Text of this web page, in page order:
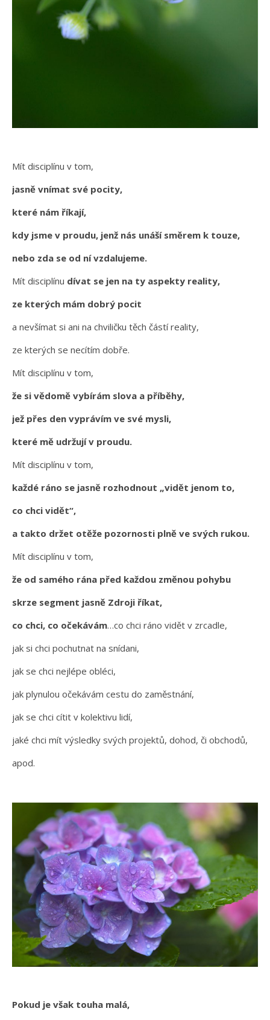
Mít disciplínu v tom,
jasně vnímat své pocity,
které nám říkají,
kdy jsme v proudu, jenž nás unáší směrem k touze,
nebo zda se od ní vzdalujeme.
Mít disciplínu dívat se jen na ty aspekty reality,
ze kterých mám dobrý pocit
a nevšímat si ani na chviličku těch částí reality,
ze kterých se necítím dobře.
Mít disciplínu v tom,
že si vědomě vybírám slova a příběhy,
jež přes den vyprávím ve své mysli,
které mě udržují v proudu.
Mít disciplínu v tom,
každé ráno se jasně rozhodnout „vidět jenom to,
co chci vidět“,
a takto držet otěže pozornosti plně ve svých rukou.
Mít disciplínu v tom,
že od samého rána před každou změnou pohybu
skrze segment jasně Zdroji říkat,
co chci, co očekávám…co chci ráno vidět v zrcadle,
jak si chci pochutnat na snídani,
jak se chci nejlépe obléci,
jak plynulou očekávám cestu do zaměstnání,
jak se chci cítit v kolektivu lidí,
jaké chci mít výsledky svých projektů, dohod, či obchodů,
apod.
Pokud je však touha malá,